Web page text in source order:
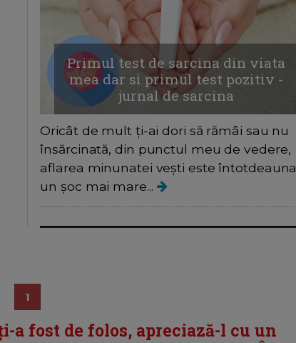
Primul test de sarcina din viata
mea dar si primul test pozitiv -
jurnal de sarcina
Oricât de mult ți-ai dori să rămâi sau nu
însărcinată, din punctul meu de vedere,
aflarea minunatei vești este întotdeauna
un șoc mai mare...
1
a fost de folos, apreciază-l cu un